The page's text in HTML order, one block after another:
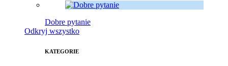
Dobre pytanie
Odkryj wszystko
KATEGORIE